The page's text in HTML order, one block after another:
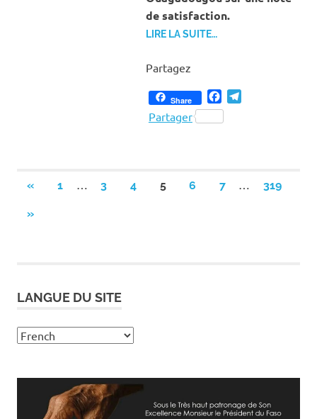
de satisfaction.
LIRE LA SUITE…
Partagez
Share Facebook
Partager
Pagination
des
«PREVIOUS
1 … 3 4 5 6 7 … 319
NEXT
»
LANGUE DU SITE